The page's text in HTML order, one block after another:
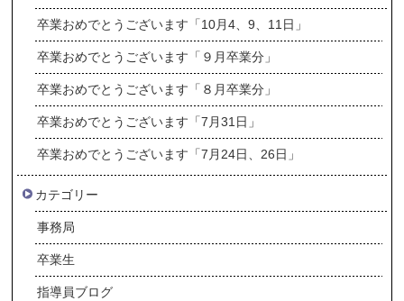
卒業おめでとうございます「10月4、9、11日」
卒業おめでとうございます「９月卒業分」
卒業おめでとうございます「８月卒業分」
卒業おめでとうございます「7月31日」
卒業おめでとうございます「7月24日、26日」
カテゴリー
事務局
卒業生
指導員ブログ